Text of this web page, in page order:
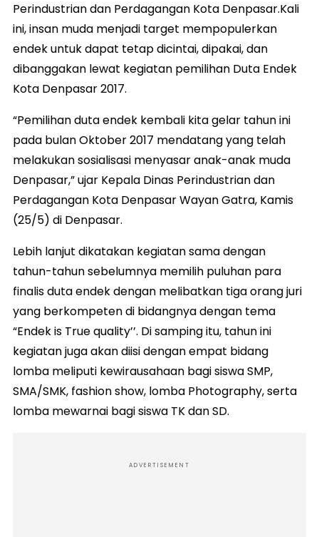
Perindustrian dan Perdagangan Kota Denpasar.Kali
ini, insan muda menjadi target mempopulerkan
endek untuk dapat tetap dicintai, dipakai, dan
dibanggakan lewat kegiatan pemilihan Duta Endek
Kota Denpasar 2017.
“Pemilihan duta endek kembali kita gelar tahun ini
pada bulan Oktober 2017 mendatang yang telah
melakukan sosialisasi menyasar anak-anak muda
Denpasar,” ujar Kepala Dinas Perindustrian dan
Perdagangan Kota Denpasar Wayan Gatra, Kamis
(25/5) di Denpasar.
Lebih lanjut dikatakan kegiatan sama dengan
tahun-tahun sebelumnya memilih puluhan para
finalis duta endek dengan melibatkan tiga orang juri
yang berkompeten di bidangnya dengan tema
“Endek is True quality’’. Di samping itu, tahun ini
kegiatan juga akan diisi dengan empat bidang
lomba meliputi kewirausahaan bagi siswa SMP,
SMA/SMK, fashion show, lomba Photography, serta
lomba mewarnai bagi siswa TK dan SD.
ADVERTISEMENT